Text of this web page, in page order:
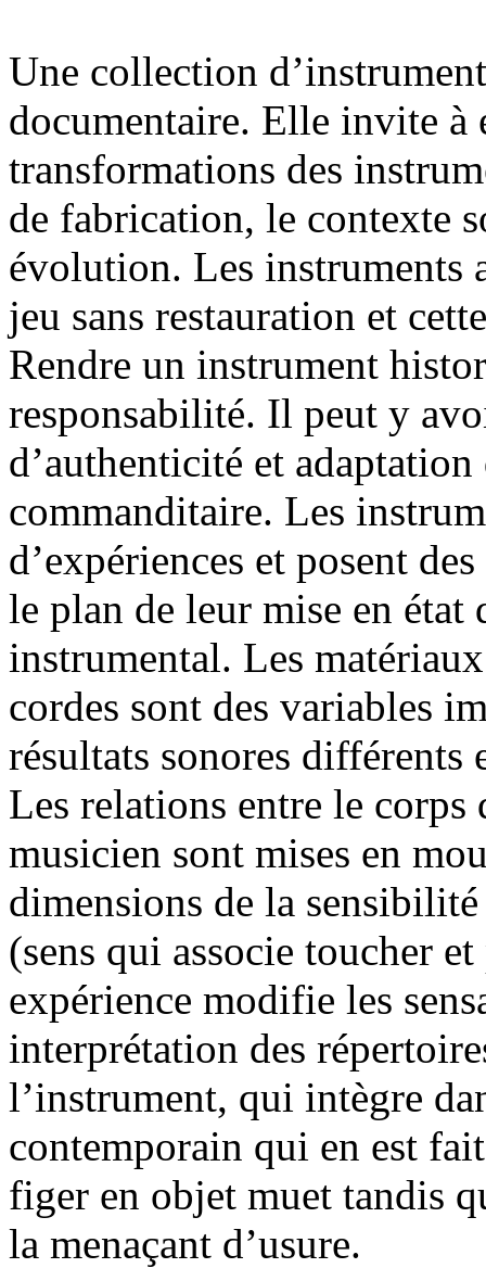
Une collection
documentaire. Elle invite à
transformations des
de fabrication, le contexte
évolution. Les instruments
jeu sans restauration et
Rendre un instrument
responsabilité. Il peut y
d’authenticité et
commanditaire. Les
d’expériences et posent
le plan de leur mise en état
instrumental. Les
cordes sont des variables
résultats sonores différents
Les relations entre le
musicien sont mises en
dimensions de la
(sens qui associe toucher
expérience modifie les
interprétation des
l’instrument, qui intègre
contemporain qui en est
figer en objet muet tandis
la menaçant d’usure.